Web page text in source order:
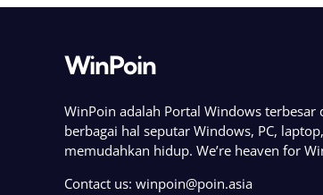
WinPoin
WinPoin adalah Portal Windows terbesar
berbagai hal seputar Windows, PC,
memudahkan hidup. We’re heaven for
Contact us: winpoin@poin.asia